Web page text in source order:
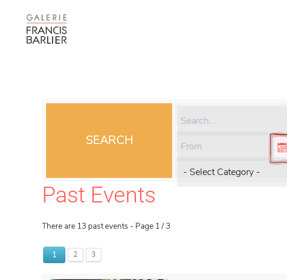
SEARCH
Past Events
There are 13 past events - Page 1 / 3
1 2 3